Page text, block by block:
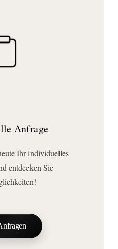
Anfrage
Ihr individuelles
entdecken Sie